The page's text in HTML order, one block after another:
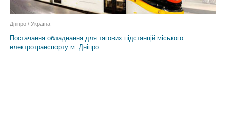
Постачання обладнання для тягових підстанцій міського
електротранспорту м. Дніпро
Дніпро / Україна